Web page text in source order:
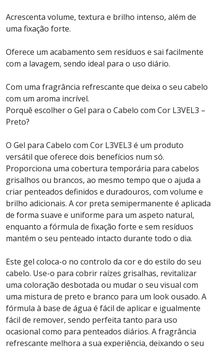
Acrescenta volume, textura e brilho intenso, além de
uma fixação forte.
Oferece um acabamento sem resíduos e sai facilmente
com a lavagem, sendo ideal para o uso diário.
Com uma fragrância refrescante que deixa o seu cabelo
com um aroma incrível.
Porquê escolher o Gel para o Cabelo com Cor L3VEL3 –
Preto?
O Gel para Cabelo com Cor L3VEL3 é um produto
versátil que oferece dois benefícios num só.
Proporciona uma cobertura temporária para cabelos
grisalhos ou brancos, ao mesmo tempo que o ajuda a
criar penteados definidos e duradouros, com volume e
brilho adicionais. A cor preta semipermanente é aplicada
de forma suave e uniforme para um aspeto natural,
enquanto a fórmula de fixação forte e sem resíduos
mantém o seu penteado intacto durante todo o dia.
Este gel coloca-o no controlo da cor e do estilo do seu
cabelo. Use-o para cobrir raízes grisalhas, revitalizar
uma coloração desbotada ou mudar o seu visual com
uma mistura de preto e branco para um look ousado. A
fórmula à base de água é fácil de aplicar e igualmente
fácil de remover, sendo perfeita tanto para uso
ocasional como para penteados diários. A fragrância
refrescante melhora a sua experiência, deixando o seu